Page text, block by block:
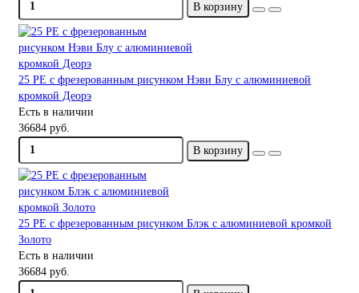
В корзину
25 PE с фрезерованным рисунком Нэви Блу с алюминиевой
кромкой Деорэ
Есть в наличии
36684 руб.
В корзину
25 PE с фрезерованным рисунком Блэк с алюминиевой кромкой
Золото
Есть в наличии
36684 руб.